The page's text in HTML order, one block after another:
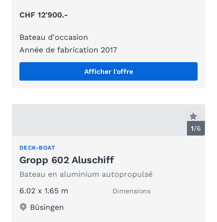
CHF 12'900.-
Bateau d'occasion
Année de fabrication 2017
Afficher l'offre
1/6
DECK-BOAT
Gropp 602 Aluschiff
Bateau en aluminium autopropulsé
6.02 x 1.65 m
Dimensions
Büsingen